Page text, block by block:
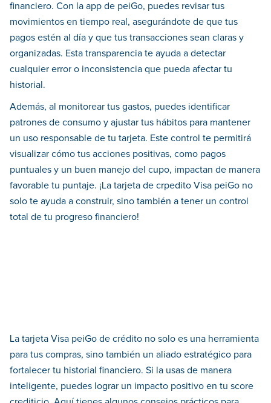
financiero. Con la app de peiGo, puedes revisar tus
movimientos en tiempo real, asegurándote de que tus
pagos estén al día y que tus transacciones sean claras y
organizadas. Esta transparencia te ayuda a detectar
cualquier error o inconsistencia que pueda afectar tu
historial.
Además, al monitorear tus gastos, puedes identificar
patrones de consumo y ajustar tus hábitos para mantener
un uso responsable de tu tarjeta. Este control te permitirá
visualizar cómo tus acciones positivas, como pagos
puntuales y un buen manejo del cupo, impactan de manera
favorable tu puntaje. ¡La tarjeta de crpedito Visa peiGo no
solo te ayuda a construir, sino también a tener un control
total de tu progreso financiero!
La tarjeta Visa peiGo de crédito no solo es una herramienta
para tus compras, sino también un aliado estratégico para
fortalecer tu historial financiero. Si la usas de manera
inteligente, puedes lograr un impacto positivo en tu score